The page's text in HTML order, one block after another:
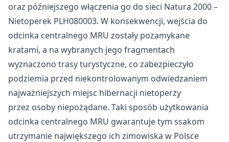
oraz późniejszego włączenia go do sieci Natura 2000 –
Nietoperek PLH080003. W konsekwencji, wejścia do
odcinka centralnego MRU zostały pozamykane
kratami, a na wybranych jego fragmentach
wyznaczono trasy turystyczne, co zabezpieczyło
podziemia przed niekontrolowanym odwiedzaniem
najważniejszych miejsc hibernacji nietoperzy
przez osoby niepożądane. Taki sposób użytkowania
odcinka centralnego MRU gwarantuje tym ssakom
utrzymanie największego ich zimowiska w Polsce